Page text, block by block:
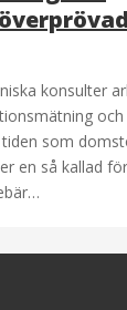
konsulter
och
som
en så kallad